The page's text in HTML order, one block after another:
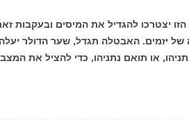
יצטרכו להגדיל את המיסים ובעקבות
של יזמים. האבטלה תגדל, שער הדולר
או תואם נתניהו, כדי להציל את